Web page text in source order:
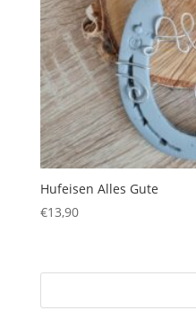
Hufeisen Alles Gute
€13,90